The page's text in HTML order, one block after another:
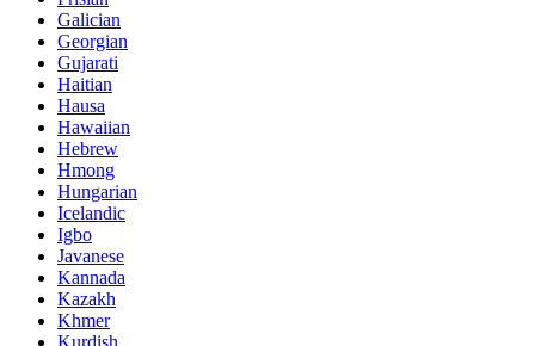
Galician
Georgian
Gujarati
Haitian
Hausa
Hawaiian
Hebrew
Hmong
Hungarian
Icelandic
Igbo
Javanese
Kannada
Kazakh
Khmer
Kurdish